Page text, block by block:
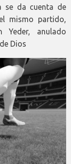
se da cuenta de
mismo partido,
anulado
Dios